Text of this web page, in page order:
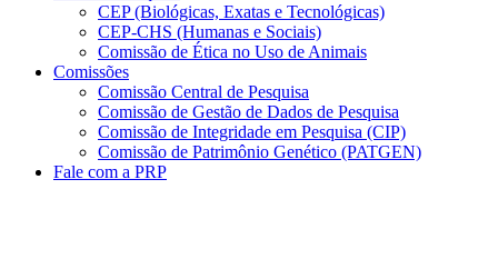
CEP (Biológicas, Exatas e Tecnológicas)
CEP-CHS (Humanas e Sociais)
Comissão de Ética no Uso de Animais
Comissões
Comissão Central de Pesquisa
Comissão de Gestão de Dados de Pesquisa
Comissão de Integridade em Pesquisa (CIP)
Comissão de Patrimônio Genético (PATGEN)
Fale com a PRP